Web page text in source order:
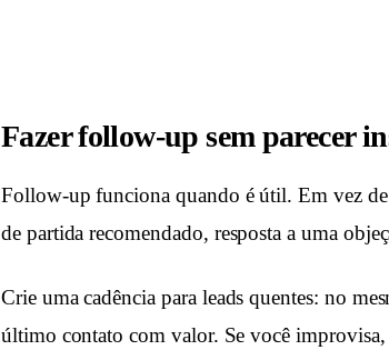
Fazer follow-up sem parecer
Follow-up funciona quando é útil. Em vez
de partida recomendado, resposta a uma
Crie uma cadência para leads quentes: no
último contato com valor. Se você